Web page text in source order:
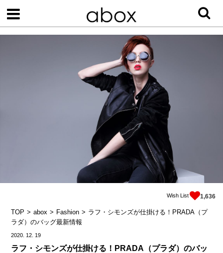
TOP abox Fashion
ラフ・シモンズが仕掛ける！PRADA（プ
ラダ）のバッグ最新情報
Wish List 1,636
2020. 12. 19
ラフ・シモンズが仕掛ける！PRADA（プラダ）のバッ